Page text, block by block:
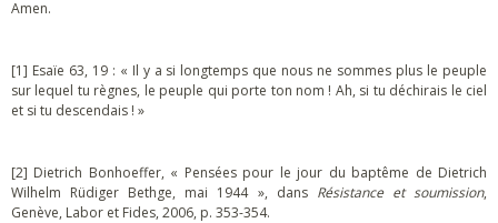
Amen.
[1] Esaïe 63, 19 : « Il y a si longtemps que nous ne sommes plus le peuple
sur lequel tu règnes, le peuple qui porte ton nom ! Ah, si tu déchirais le ciel
et si tu descendais ! »
[2] Dietrich Bonhoeffer, « Pensées pour le jour du baptême de Dietrich
Wilhelm Rüdiger Bethge, mai 1944 », dans Résistance et soumission,
Genève, Labor et Fides, 2006, p. 353-354.